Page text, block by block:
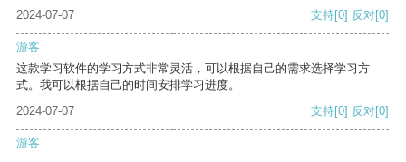
2024-07-07
支持[0] 反对[0]
游客
这款学习软件的学习方式非常灵活，可以根据自己的需求选择学习方
式。我可以根据自己的时间安排学习进度。
2024-07-07
支持[0] 反对[0]
游客